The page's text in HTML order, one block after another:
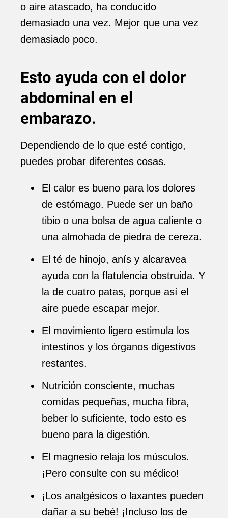
o aire atascado, ha conducido
demasiado una vez. Mejor que una vez
demasiado poco.
Esto ayuda con el dolor
abdominal en el
embarazo.
Dependiendo de lo que esté contigo,
puedes probar diferentes cosas.
El calor es bueno para los dolores
de estómago. Puede ser un baño
tibio o una bolsa de agua caliente o
una almohada de piedra de cereza.
El té de hinojo, anís y alcaravea
ayuda con la flatulencia obstruida. Y
la de cuatro patas, porque así el
aire puede escapar mejor.
El movimiento ligero estimula los
intestinos y los órganos digestivos
restantes.
Nutrición consciente, muchas
comidas pequeñas, mucha fibra,
beber lo suficiente, todo esto es
bueno para la digestión.
El magnesio relaja los músculos.
¡Pero consulte con su médico!
¡Los analgésicos o laxantes pueden
dañar a su bebé! ¡Incluso los de